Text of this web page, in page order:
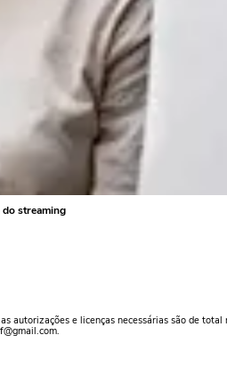
do streaming
e licenças necessárias são de